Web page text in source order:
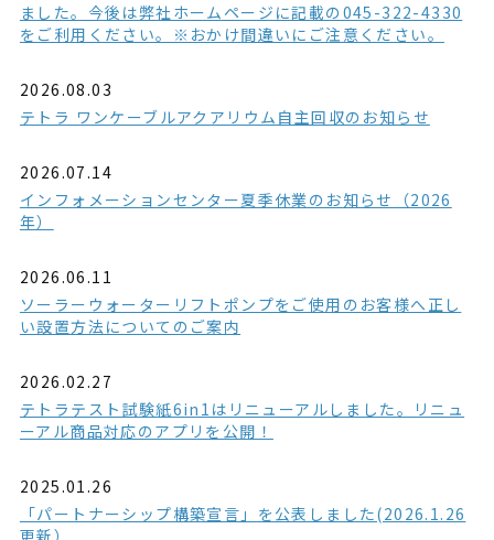
ました。今後は弊社ホームページに記載の045-322-4330
をご利用ください。※おかけ間違いにご注意ください。
2026.08.03
テトラ ワンケーブルアクアリウム自主回収のお知らせ
2026.07.14
インフォメーションセンター夏季休業のお知らせ（2026
年）
2026.06.11
ソーラーウォーターリフトポンプをご使用のお客様へ正し
い設置方法についてのご案内
2026.02.27
テトラテスト試験紙6in1はリニューアルしました。リニュ
ーアル商品対応のアプリを公開！
2025.01.26
「パートナーシップ構築宣言」を公表しました(2026.1.26
更新）